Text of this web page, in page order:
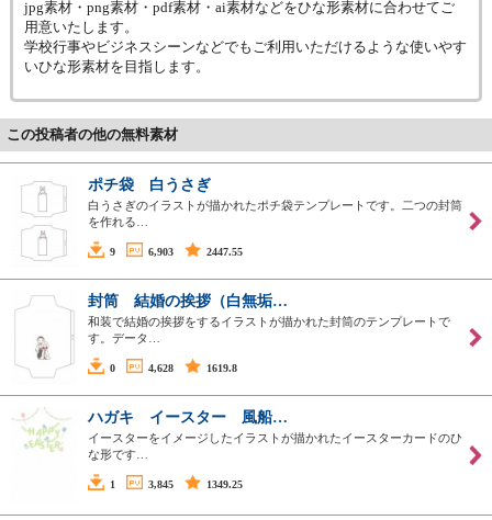
jpg素材・png素材・pdf素材・ai素材などをひな形素材に合わせてご
用意いたします。
学校行事やビジネスシーンなどでもご利用いただけるような使いやす
いひな形素材を目指します。
この投稿者の他の無料素材
ポチ袋 白うさぎ
白うさぎのイラストが描かれたポチ袋テンプレートです。二つの封筒
を作れる…
9 6,903 2447.55
封筒 結婚の挨拶（白無垢…
和装で結婚の挨拶をするイラストが描かれた封筒のテンプレートで
す。データ…
0 4,628 1619.8
ハガキ イースター 風船…
イースターをイメージしたイラストが描かれたイースターカードのひ
な形です…
1 3,845 1349.25